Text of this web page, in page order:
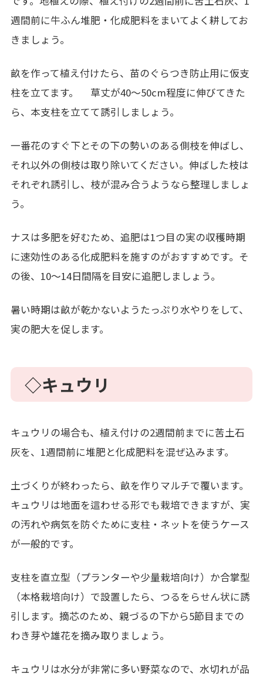
週間前に牛ふん堆肥・化成肥料をまいてよく耕してお
きましょう。
畝を作って植え付けたら、苗のぐらつき防止用に仮支
柱を立てます。 草丈が40～50cm程度に伸びてきた
ら、本支柱を立てて誘引しましょう。
一番花のすぐ下とその下の勢いのある側枝を伸ばし、
それ以外の側枝は取り除いてください。伸ばした枝は
それぞれ誘引し、枝が混み合うようなら整理しましょ
う。
ナスは多肥を好むため、追肥は1つ目の実の収穫時期
に速効性のある化成肥料を施すのがおすすめです。そ
の後、10～14日間隔を目安に追肥しましょう。
暑い時期は畝が乾かないようたっぷり水やりをして、
実の肥大を促します。
◇キュウリ
キュウリの場合も、植え付けの2週間前までに苦土石
灰を、1週間前に堆肥と化成肥料を混ぜ込みます。
土づくりが終わったら、畝を作りマルチで覆います。
キュウリは地面を這わせる形でも栽培できますが、実
の汚れや病気を防ぐために支柱・ネットを使うケース
が一般的です。
支柱を直立型（プランターや少量栽培向け）か合掌型
（本格栽培向け）で設置したら、つるをらせん状に誘
引します。摘芯のため、親づるの下から5節目までの
わき芽や雄花を摘み取りましょう。
キュウリは水分が非常に多い野菜なので、水切れが品